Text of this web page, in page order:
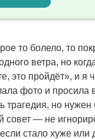
то болело, то
ветра, но
это пройдёт», и я
фото и просила
трагедия, но
совет — не
стало хуже или